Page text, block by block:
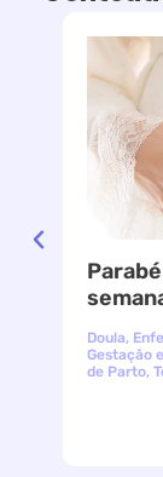
Doula,
Gestação
de Parto,